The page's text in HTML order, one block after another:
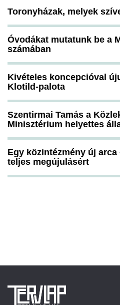
Toronyházak, melyek
Óvodákat mutatunk be a
számában
Kivételes koncepcióval
Klotild-palota
Szentirmai Tamás a
Minisztérium helyettes
Egy közintézmény új arca
teljes megújulásért